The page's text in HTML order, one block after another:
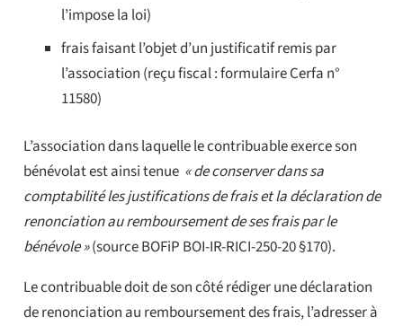
l’impose la loi)
frais faisant l’objet d’un justificatif remis par
l’association (reçu fiscal : formulaire Cerfa n°
11580)
L’association dans laquelle le contribuable exerce son
bénévolat est ainsi tenue « de conserver dans sa
comptabilité les justifications de frais et la déclaration de
renonciation au remboursement de ses frais par le
bénévole »(source BOFiP BOI-IR-RICI-250-20 §170).
Le contribuable doit de son côté rédiger une déclaration
de renonciation au remboursement des frais, l’adresser à